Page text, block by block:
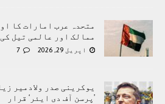
متحدہ عرب امارات کا
ممالک اور عالمی تیل
اپریل 29, 2026 7
یوکرینی صدر ولادمیر
’پرسن آف دی ایئر‘ قرار